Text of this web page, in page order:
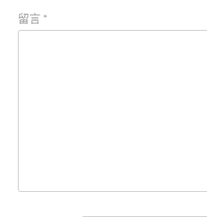
留言 *